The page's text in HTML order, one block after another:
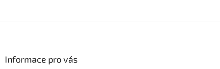
Informace pro vás